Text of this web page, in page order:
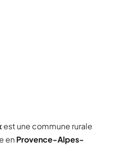
est une commune rurale
en Provence-Alpes-